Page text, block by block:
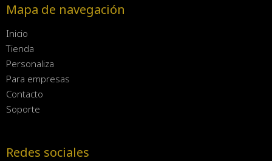
Mapa de navegación
Inicio
Tienda
Personaliza
Para empresas
Contacto
Soporte
Redes sociales